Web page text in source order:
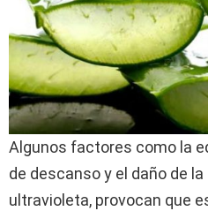
Algunos factores como la
de descanso y el daño de
ultravioleta, provocan que